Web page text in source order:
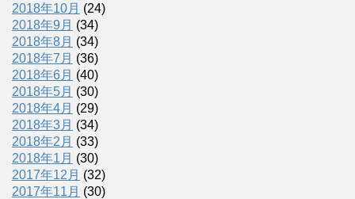
2018年10月 (24)
2018年9月 (34)
2018年8月 (34)
2018年7月 (36)
2018年6月 (40)
2018年5月 (30)
2018年4月 (29)
2018年3月 (34)
2018年2月 (33)
2018年1月 (30)
2017年12月 (32)
2017年11月 (30)